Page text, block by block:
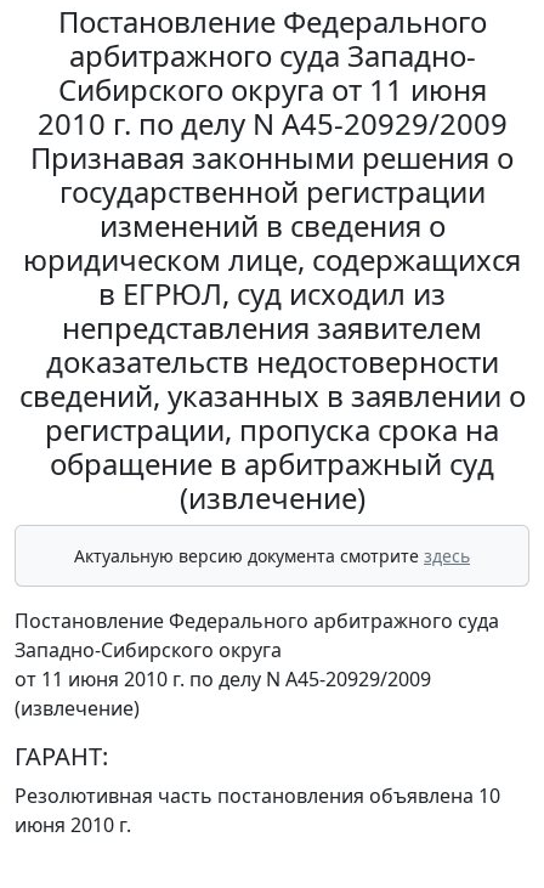
Постановление Федерального
арбитражного суда Западно-
Сибирского округа от 11 июня
2010 г. по делу N А45-20929/2009
Признавая законными решения о
государственной регистрации
изменений в сведения о
юридическом лице, содержащихся
в ЕГРЮЛ, суд исходил из
непредставления заявителем
доказательств недостоверности
сведений, указанных в заявлении о
регистрации, пропуска срока на
обращение в арбитражный суд
(извлечение)
Актуальную версию документа смотрите здесь
Постановление Федерального арбитражного суда
Западно-Сибирского округа
от 11 июня 2010 г. по делу N А45-20929/2009
(извлечение)
ГАРАНТ:
Резолютивная часть постановления объявлена 10
июня 2010 г.